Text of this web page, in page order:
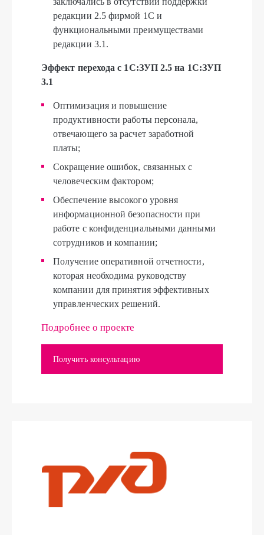
редакции 2.5 фирмой 1С и
функциональными преимуществами
редакции 3.1.
Эффект перехода с 1С:ЗУП 2.5 на 1С:ЗУП
3.1
Оптимизация и повышение
продуктивности работы персонала,
отвечающего за расчет заработной
платы;
Сокращение ошибок, связанных с
человеческим фактором;
Обеспечение высокого уровня
информационной безопасности при
работе с конфиденциальными данными
сотрудников и компании;
Получение оперативной отчетности,
которая необходима руководству
компании для принятия эффективных
управленческих решений.
Подробнее о проекте
Получить консультацию